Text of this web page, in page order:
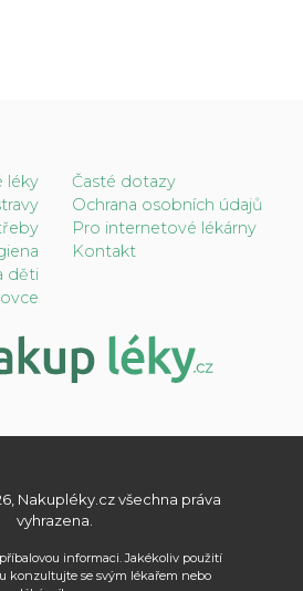
léky
děti
Časté dotazy
Ochrana osobních údajů
Pro internetové lékárny
Kontakt
Nakupléky.cz všechna práva
vyhrazena.
informaci. Jakékoliv použití
konzultujte se svým lékařem nebo